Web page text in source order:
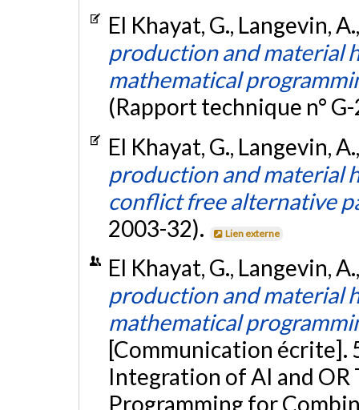
El Khayat, G., Langevin,
production and material
mathematical
(Rapport technique n°
El Khayat, G., Langevin,
production and material
conflict free alternative
2003-32).
Lien externe
El Khayat, G., Langevin,
production and material
mathematical
[Communication
Integration of AI and
Programming for